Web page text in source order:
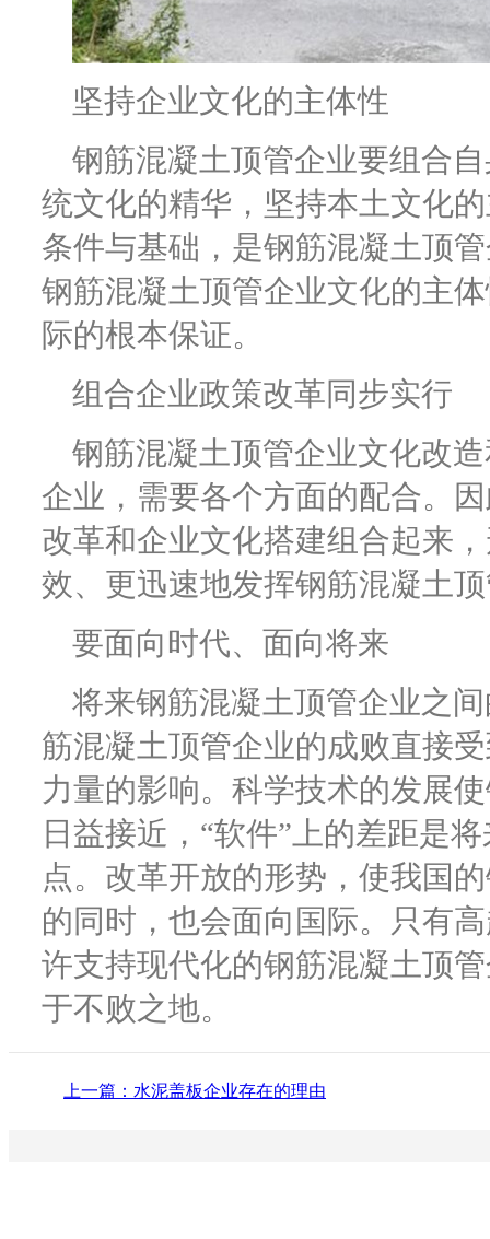
坚持企业文化的主体性
钢筋混凝土顶管企业要组合
统文化的精华，坚持本土文化
条件与基础，是钢筋混凝土顶
钢筋混凝土顶管企业文化的主
际的根本保证。
组合企业政策改革同步实行
钢筋混凝土顶管企业文化改
企业，需要各个方面的配合。
改革和企业文化搭建组合起来
效、更迅速地发挥钢筋混凝土
要面向时代、面向将来
将来钢筋混凝土顶管企业之
筋混凝土顶管企业的成败直接
力量的影响。科学技术的发展
日益接近，“软件”上的差距是
点。改革开放的形势，使我国
的同时，也会面向国际。只有
许支持现代化的钢筋混凝土顶
于不败之地。
上一篇：水泥盖板企业存在的理由